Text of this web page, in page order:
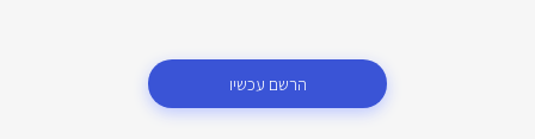
הרשם עכשיו